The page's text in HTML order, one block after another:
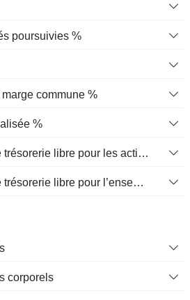
poursuivies %
commune %
%
Marge des flux de trésorerie libre pour les actionnaires
Marge des flux de trésorerie libre pour l’ensemble des pourvoyeurs de fonds
corporels